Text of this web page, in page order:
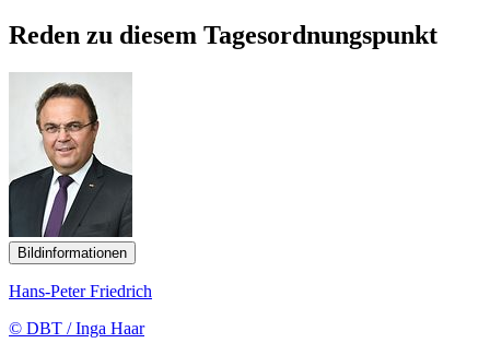
Reden zu diesem Tagesordnungspunkt
Bildinformationen
Hans-Peter Friedrich
© DBT / Inga Haar